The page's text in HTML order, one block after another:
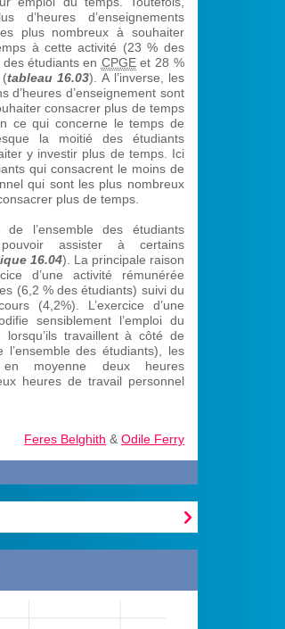
d’enseignements
plus nombreux à souhaiter
à cette activité (23 % des
étudiants en CPGEet 28 %
(tableau 16.03). A l’inverse, les
d’heures d’enseignement sont
consacrer plus de temps
ce qui concerne le temps de
la moitié des étudiants
y investir plus de temps. Ici
qui consacrent le moins de
qui sont les plus nombreux
plus de temps.
l’ensemble des étudiants
assister à certains
16.04). La principale raison
d’une activité rémunérée
(6,2 % des étudiants) suivi du
(4,2%). L’exercice d’une
sensiblement l’emploi du
travaillent à côté de
des étudiants), les
en moyenne deux heures
heures de travail personnel
Feres Belghith &Odile Ferry
